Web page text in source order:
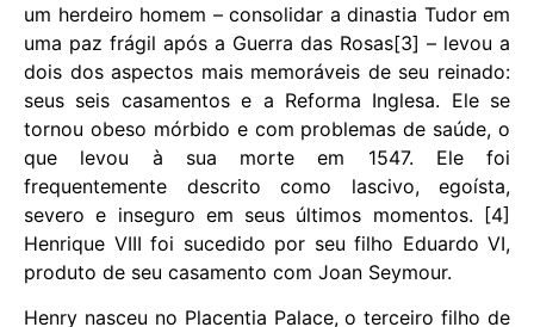
um herdeiro homem – consolidar a dinastia Tudor em
uma paz frágil após a Guerra das Rosas[3] – levou a
dois dos aspectos mais memoráveis ​​de seu reinado:
seus seis casamentos e a Reforma Inglesa. Ele se
tornou obeso mórbido e com problemas de saúde, o
que levou à sua morte em 1547. Ele foi
frequentemente descrito como lascivo, egoísta,
severo e inseguro em seus últimos momentos. [4]
Henrique VIII foi sucedido por seu filho Eduardo VI,
produto de seu casamento com Joan Seymour.
Henry nasceu no Placentia Palace, o terceiro filho de